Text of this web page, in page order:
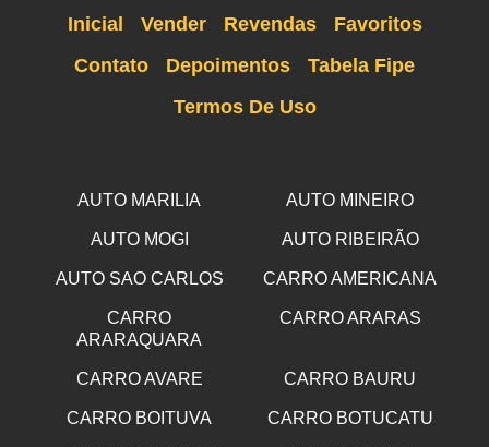
Inicial Vender Revendas
Favoritos
Contato
Depoimentos
Tabela Fipe
Termos De Uso
AUTO MARILIA AUTO MINEIRO
AUTO MOGI AUTO RIBEIRÃO
AUTO SAO CARLOS CARRO AMERICANA
CARRO
ARARAQUARA
CARRO ARARAS
CARRO AVARE CARRO BAURU
CARRO BOITUVA CARRO BOTUCATU